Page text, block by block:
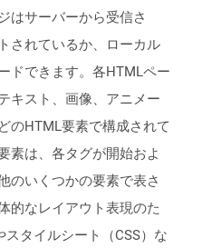
はサーバーから受信さ
されているか、ローカル
ドできます。各HTMLペー
キスト、画像、アニメー
のHTML要素で構成されて
素は、各タグが開始およ
のいくつかの要素で表さ
的なレイアウト表現のた
タイルシート（CSS）な